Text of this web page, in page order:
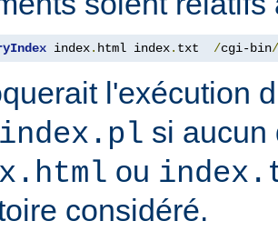
index. html index. txt /cgi-bin/
l'exécution
si aucun
ou
considéré.